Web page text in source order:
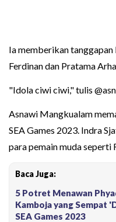
Ia memberikan
Ferdinan dan Pratama
"Idola ciwi ciwi," tulis
Asnawi Mangkualam
SEA Games 2023. Indra
para pemain muda seperti
Baca Juga:
5 Potret Menawan
Kamboja yang Sempat
SEA Games 2023